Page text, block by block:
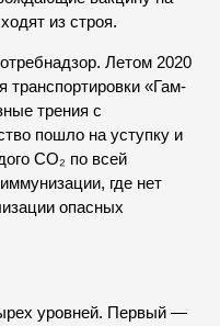
из строя.
Летом 2020
транспортировки «Гам-
трения с
пошло на уступку и
CO₂ по всей
где нет
опасных
уровней. Первый —